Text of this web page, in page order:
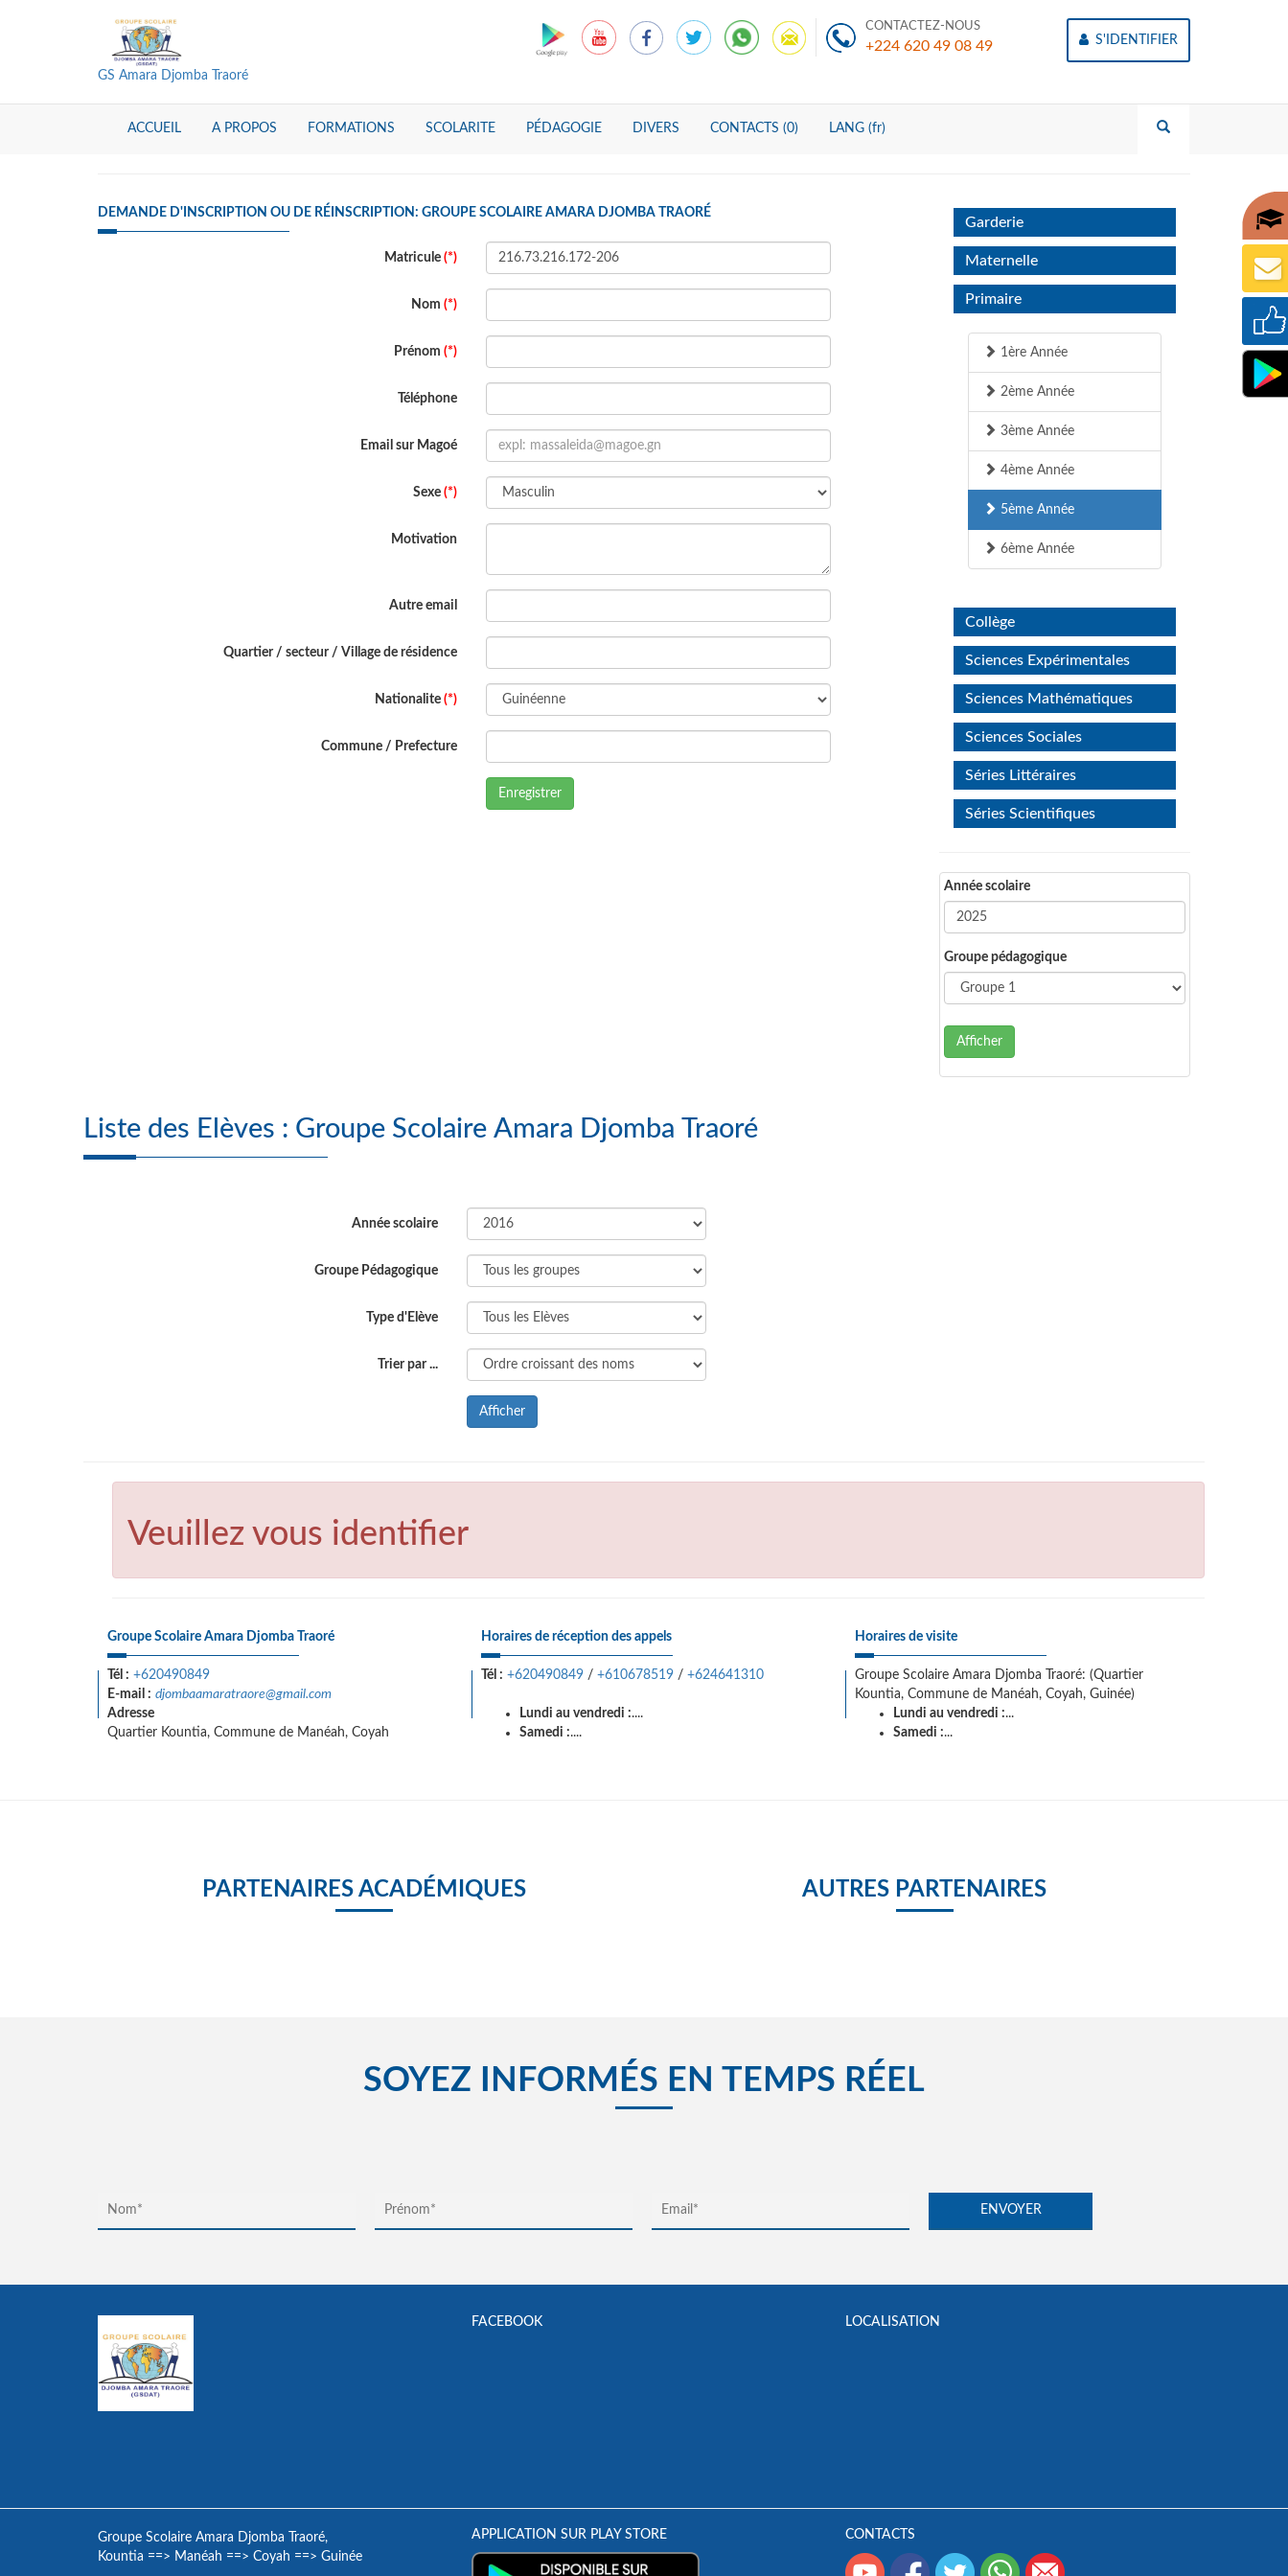
GS Amara Djomba Traoré
CONTACTEZ-NOUS
+224 620 49 08 49 S'IDENTIFIER
ACCUEIL A PROPOS FORMATIONS SCOLARITE PÉDAGOGIE DIVERS CONTACTS (0) LANG (fr)
DEMANDE D'INSCRIPTION OU DE RÉINSCRIPTION: GROUPE SCOLAIRE AMARA DJOMBA TRAORÉ
Matricule (*)
Nom (*)
Prénom (*)
Téléphone
Email sur Magoé
Sexe (*)
Motivation
Autre email
Quartier / secteur / Village de résidence
Nationalite (*)
Commune / Prefecture
Enregistrer
Garderie
Maternelle
Primaire
1ère Année
2ème Année
3ème Année
4ème Année
5ème Année
6ème Année
Collège
Sciences Expérimentales
Sciences Mathématiques
Sciences Sociales
Séries Littéraires
Séries Scientifiques
Année scolaire
Groupe pédagogique
Afficher
Liste des Elèves : Groupe Scolaire Amara Djomba Traoré
Année scolaire
Groupe Pédagogique
Type d'Elève
Trier par ...
Afficher
Veuillez vous identifier
Groupe Scolaire Amara Djomba Traoré
Tél : +620490849
E-mail : djombaamaratraore@gmail.com
Adresse
Quartier Kountia, Commune de Manéah, Coyah
Horaires de réception des appels
Tél : +620490849 / +610678519 / +624641310
Lundi au vendredi :....
Samedi :....
Horaires de visite
Groupe Scolaire Amara Djomba Traoré: (Quartier
Kountia, Commune de Manéah, Coyah, Guinée)
Lundi au vendredi :...
Samedi :...
PARTENAIRES ACADÉMIQUES AUTRES PARTENAIRES
SOYEZ INFORMÉS EN TEMPS RÉEL
FACEBOOK LOCALISATION
Groupe Scolaire Amara Djomba Traoré,
Kountia ==> Manéah ==> Coyah ==> Guinée
APPLICATION SUR PLAY STORE CONTACTS